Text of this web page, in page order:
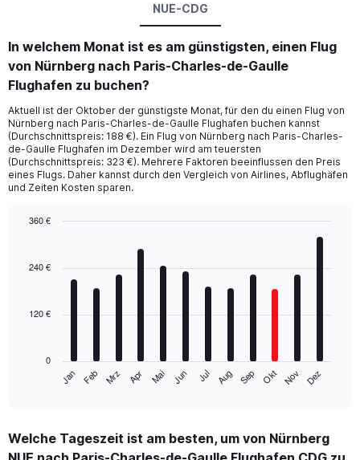
NUE-CDG
In welchem Monat ist es am günstigsten, einen Flug
von Nürnberg nach Paris-Charles-de-Gaulle
Flughafen zu buchen?
Aktuell ist der Oktober der günstigste Monat, für den du einen Flug von
Nürnberg nach Paris-Charles-de-Gaulle Flughafen buchen kannst
(Durchschnittspreis: 188 €). Ein Flug von Nürnberg nach Paris-Charles-
de-Gaulle Flughafen im Dezember wird am teuersten
(Durchschnittspreis: 323 €). Mehrere Faktoren beeinflussen den Preis
eines Flugs. Daher kannst durch den Vergleich von Airlines, Abflughäfen
und Zeiten Kosten sparen.
with
The
Range:
Jan Feb Mrz Apr Mai Jun Jul Aug Sep Okt Nov Dez
0
120 €
240 €
360 €
Welche Tageszeit ist am besten, um von Nürnberg